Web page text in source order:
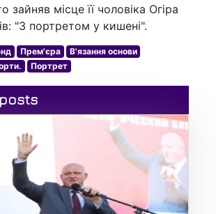
зайняв місце її чоловіка Огіра
"З портретом у кишені".
Прем'єра
В'язання основи
Портрет